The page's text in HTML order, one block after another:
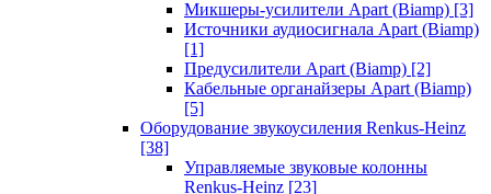
Микшеры-усилители Apart (Biamp) [3]
Источники аудиосигнала Apart (Biamp)
[1]
Предусилители Apart (Biamp) [2]
Кабельные органайзеры Apart (Biamp)
[5]
Оборудование звукоусиления Renkus-Heinz
[38]
Управляемые звуковые колонны
Renkus-Heinz [23]